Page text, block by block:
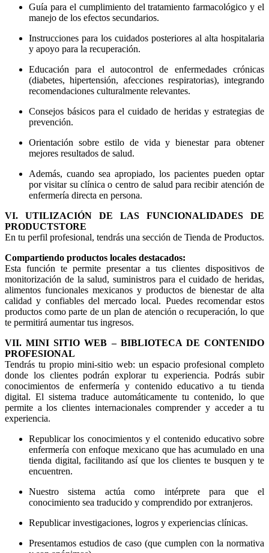
Guía para el cumplimiento del tratamiento farmacológico y el
manejo de los efectos secundarios.
Instrucciones para los cuidados posteriores al alta hospitalaria
y apoyo para la recuperación.
Educación para el autocontrol de enfermedades crónicas
(diabetes, hipertensión, afecciones respiratorias), integrando
recomendaciones culturalmente relevantes.
Consejos básicos para el cuidado de heridas y estrategias de
prevención.
Orientación sobre estilo de vida y bienestar para obtener
mejores resultados de salud.
Además, cuando sea apropiado, los pacientes pueden optar
por visitar su clínica o centro de salud para recibir atención de
enfermería directa en persona.
VI. UTILIZACIÓN DE LAS FUNCIONALIDADES DE
PRODUCTSTORE
En tu perfil profesional, tendrás una sección de Tienda de Productos.
Compartiendo productos locales destacados:
Esta función te permite presentar a tus clientes dispositivos de
monitorización de la salud, suministros para el cuidado de heridas,
alimentos funcionales mexicanos y productos de bienestar de alta
calidad y confiables del mercado local. Puedes recomendar estos
productos como parte de un plan de atención o recuperación, lo que
te permitirá aumentar tus ingresos.
VII. MINI SITIO WEB – BIBLIOTECA DE CONTENIDO
PROFESIONAL
Tendrás tu propio mini-sitio web: un espacio profesional completo
donde los clientes podrán explorar tu experiencia. Podrás subir
conocimientos de enfermería y contenido educativo a tu tienda
digital. El sistema traduce automáticamente tu contenido, lo que
permite a los clientes internacionales comprender y acceder a tu
experiencia.
Republicar los conocimientos y el contenido educativo sobre
enfermería con enfoque mexicano que has acumulado en una
tienda digital, facilitando así que los clientes te busquen y te
encuentren.
Nuestro sistema actúa como intérprete para que el
conocimiento sea traducido y comprendido por extranjeros.
Republicar investigaciones, logros y experiencias clínicas.
Presentamos estudios de caso (que cumplen con la normativa